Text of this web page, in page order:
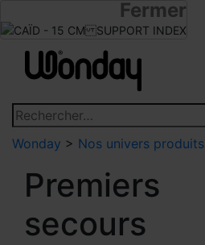
Devenir revendeur
Wonday > Nos univers produits
Premiers
secours
Fermer